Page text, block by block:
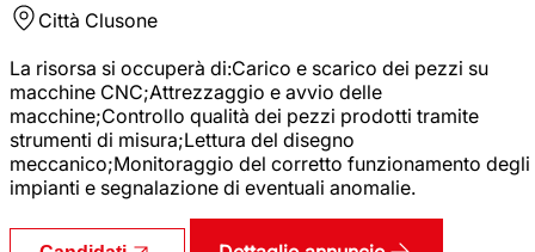
Città Clusone
La risorsa si occuperà di:Carico e scarico dei pezzi su
macchine CNC;Attrezzaggio e avvio delle
macchine;Controllo qualità dei pezzi prodotti tramite
strumenti di misura;Lettura del disegno
meccanico;Monitoraggio del corretto funzionamento degli
impianti e segnalazione di eventuali anomalie.